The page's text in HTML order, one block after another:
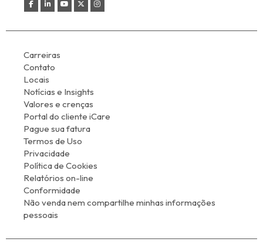
Carreiras
Contato
Locais
Notícias e Insights
Valores e crenças
Portal do cliente iCare
Pague sua fatura
Termos de Uso
Privacidade
Política de Cookies
Relatórios on-line
Conformidade
Não venda nem compartilhe minhas informações
pessoais